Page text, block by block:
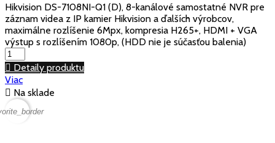
Hikvision DS-7108NI-Q1 (D), 8-kanálové samostatné NVR pre
záznam videa z IP kamier Hikvision a ďalších výrobcov,
maximálne rozlíšenie 6Mpx, kompresia H265+, HDMI + VGA
výstup s rozlíšením 1080p, (HDD nie je súčasťou balenia)
 Detaily produktu
Viac
 Na sklade